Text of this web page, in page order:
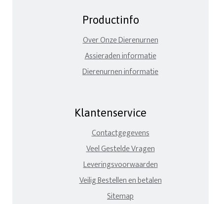
Productinfo
Over Onze Dierenurnen
Assieraden informatie
Dierenurnen informatie
Klantenservice
Contactgegevens
Veel Gestelde Vragen
Leveringsvoorwaarden
Veilig Bestellen en betalen
Sitemap